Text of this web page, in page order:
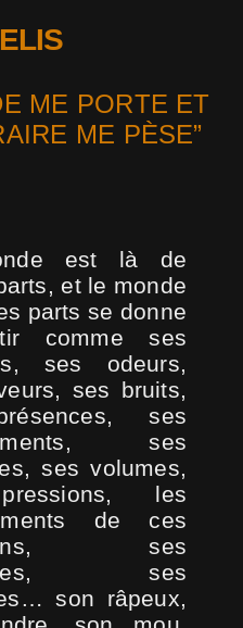
ME PORTE ET
ME PÈSE”
est là de
et le monde
parts se donne
comme ses
ses odeurs,
ses bruits,
ses
ses
ses volumes,
les
de ces
ses
ses
son râpeux,